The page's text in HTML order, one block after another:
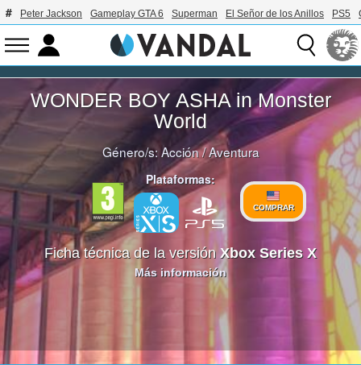
Peter Jackson Gameplay GTA 6 Superman El Señor de los Anillos PS5
WONDER BOY ASHA in Monster
World
Género/s:Acción/Aventura
Plataformas:
COMPRAR
Ficha técnica de la versiónXbox Series X
Más información